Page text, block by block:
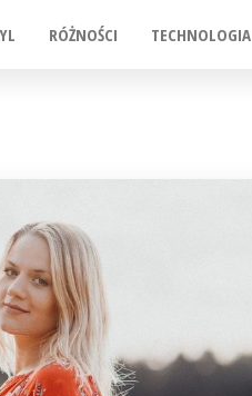
RÓŻNOŚCI TECHNOLOGIA